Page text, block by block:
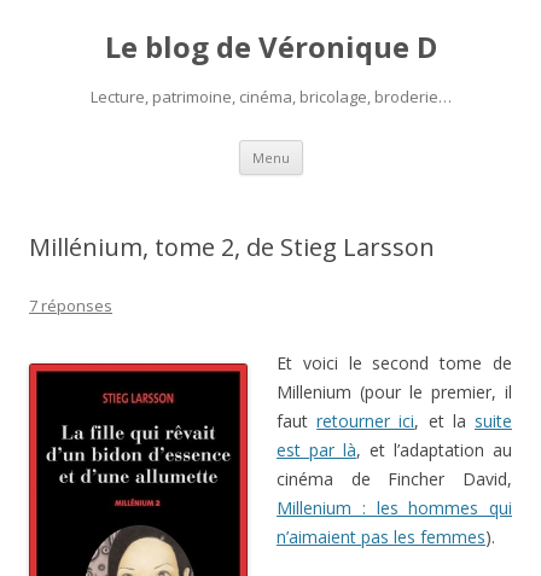
Le blog de Véronique D
Lecture, patrimoine, cinéma, bricolage, broderie…
Menu Aller
contenu
Millénium, tome 2, de Stieg Larsson
7 réponses
Et voici le second tome de
Millenium (pour le premier, il
fautretourner ici, et la suite
est par là, et l’adaptation au
cinéma de Fincher David,
Millenium : les hommes qui
n’aimaient pas les femmes).